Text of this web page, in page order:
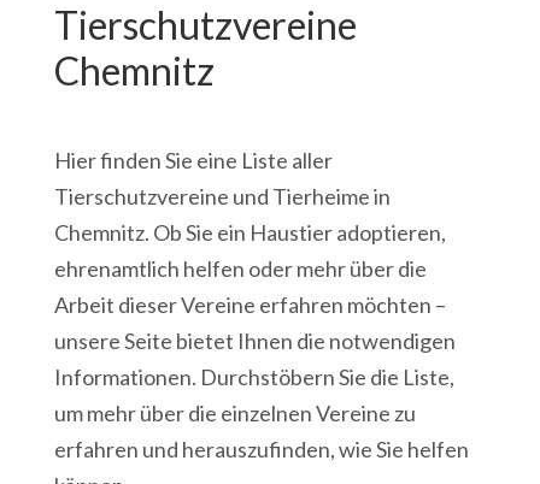
Tierschutzvereine
Chemnitz
Hier finden Sie eine Liste aller
Tierschutzvereine und Tierheime in
Chemnitz. Ob Sie ein Haustier adoptieren,
ehrenamtlich helfen oder mehr über die
Arbeit dieser Vereine erfahren möchten –
unsere Seite bietet Ihnen die notwendigen
Informationen. Durchstöbern Sie die Liste,
um mehr über die einzelnen Vereine zu
erfahren und herauszufinden, wie Sie helfen